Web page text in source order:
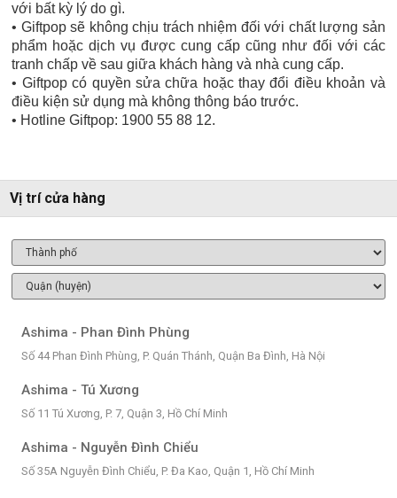
với bất kỳ lý do gì.
• Giftpop sẽ không chịu trách nhiệm đối với chất lượng sản
phẩm hoặc dịch vụ được cung cấp cũng như đối với các
tranh chấp về sau giữa khách hàng và nhà cung cấp.
• Giftpop có quyền sửa chữa hoặc thay đổi điều khoản và
điều kiện sử dụng mà không thông báo trước.
• Hotline Giftpop: 1900 55 88 12.
Vị trí cửa hàng
Ashima - Phan Đình Phùng
Số 44 Phan Đình Phùng, P. Quán Thánh, Quận Ba Đình, Hà Nội
Ashima - Tú Xương
Số 11 Tú Xương, P. 7, Quận 3, Hồ Chí Minh
Ashima - Nguyễn Đình Chiểu
Số 35A Nguyễn Đình Chiểu, P. Đa Kao, Quận 1, Hồ Chí Minh